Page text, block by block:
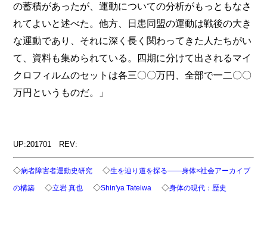
の蓄積があったが、運動についての分析がもっともなさ
れてよいと述べた。他方、日患同盟の運動は戦後の大き
な運動であり、それに深く長く関わってきた人たちがい
て、資料も集められている。四期に分けて出されるマイ
クロフィルムのセットは各三〇〇万円、全部で一二〇〇
万円というものだ。」
UP:201701 REV:
◇病者障害者運動史研究 ◇生を辿り道を探る――身体×社会アーカイブ
の構築 ◇立岩 真也 ◇Shin'ya Tateiwa ◇身体の現代：歴史